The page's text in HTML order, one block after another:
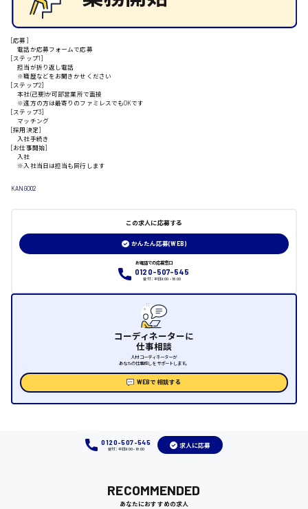
山口県
大竹市
三次市
福岡県
日給制すべて
[応募]
電話か応募フォームで応募
[ステップ1]
担当が折り返し電話
※職歴などをお聞きかせください
[ステップ2]
本社(己斐)か可部営業所で面接
※遠方の方は最寄りのファミレスでもOKです
[ステップ3]
マッチング
[採用決定]
入社手続き
[お仕事開始]
入社
※入社当日は担当も同行します
KANGO02
この求人に応募する
かんたん応募(WEB)
お電話での応募窓口
0120-507-545
受付：平日9:00 - 18:00
コーディネーターに
仕事相談
人材コーディネーターが
あなたの仕事探しをサポートします。
WEBで相談する
0120-507-545
受付：平日9:00 - 18:00
求人に応募
RECOMMENDED
あなたにおすすめの求人